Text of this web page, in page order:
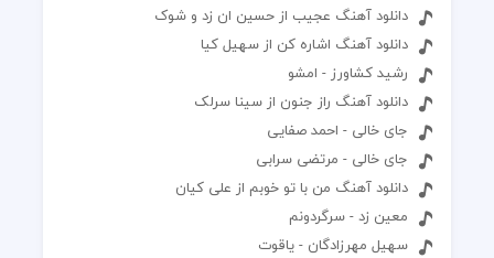
دانلود آهنگ عجیب از حسین ان زد و شوک
دانلود آهنگ اشاره کن از سهیل کیا
رشید کشاورز - امشو
دانلود آهنگ راز جنون از سینا سرلک
جای خالی - احمد صفایی
جای خالی - مرتضی سرابی
دانلود آهنگ من با تو خوبم از علی کیان
معین زد - سرگردونم
سهیل مهرزادگان - یاقوت